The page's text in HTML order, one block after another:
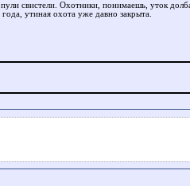
свистели. Охотники, понимаешь, уток
утиная охота уже давно закрыта.